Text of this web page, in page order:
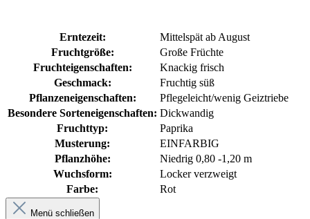
Erntezeit:
Mittelspät ab August
Fruchtgröße:
Große Früchte
Fruchteigenschaften:
Knackig frisch
Geschmack:
Fruchtig süß
Pflanzeneigenschaften:
Pflegeleicht/wenig Geiztriebe
Besondere Sorteneigenschaften: Dickwandig
Fruchttyp:
Paprika
Musterung:
EINFARBIG
Pflanzhöhe:
Niedrig 0,80 -1,20 m
Wuchsform:
Locker verzweigt
Farbe:
Rot
Menü schließen